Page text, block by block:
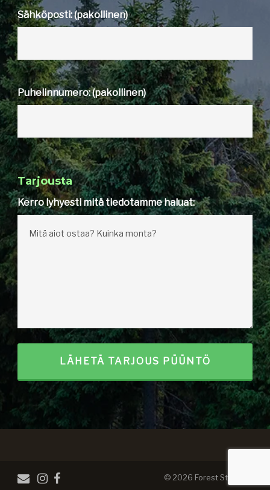
Sähköposti: (pakollinen)
Puhelinnumero: (pakollinen)
Tarjousta
Kerro lyhyesti mitä tiedotamme haluat:
© 2026 Forest Steel OÜ